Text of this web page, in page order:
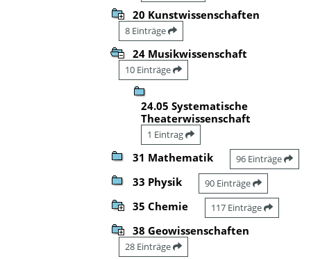
20 Kunstwissenschaften
8 Einträge
24 Musikwissenschaft
10 Einträge
24.05 Systematische
Theaterwissenschaft
1 Eintrag
31 Mathematik 96 Einträge
33 Physik 90 Einträge
35 Chemie 117 Einträge
38 Geowissenschaften
28 Einträge